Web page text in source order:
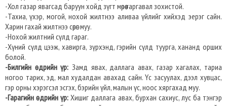
-Хол газар явагсад баруун хойд зүгт мөрөө гаргавал зохистой.
-Тахиа, үхэр, могой, нохой жилтнээ аливаа үйлийг хийхэд эерэг сайн.
Харин гахай жилтнээ сөрөг муу.
-Нохой жилтний сүлд гараг.
-Хүний сүлд цээж, хавирга, зүрхэнд, гэрийн сүлд туурга, хананд орших
болой.
-Билгийн өдрийн үр: Замд явах, даллага авах, газар хагалах, тариа
ногоо тарих, эд, мал худалдан авахад сайн. Үс засуулах, дээл хувцас,
гэр орны хэрэгсэл эсгэх, бэрийн үйл, малын үс, ноос хяргахад муу.
-Гарагийн өдрийн үр: Хишиг даллага авах, бурхан сахиус, лус ба тэнгэр